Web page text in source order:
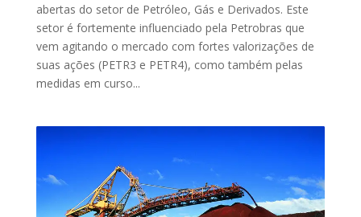
abertas do setor de Petróleo, Gás e Derivados. Este
setor é fortemente influenciado pela Petrobras que
vem agitando o mercado com fortes valorizações de
suas ações (PETR3 e PETR4), como também pelas
medidas em curso...